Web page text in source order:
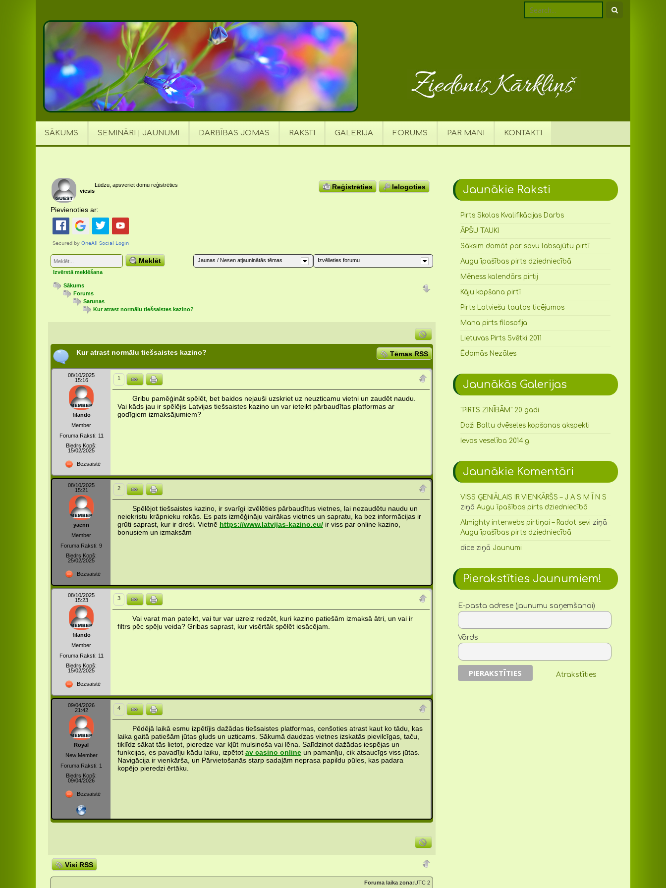
SĀKUMS SEMINĀRI | JAUNUMI DARBĪBAS JOMAS RAKSTI GALERIJA FORUMS PAR MANI KONTAKTI
Lūdzu, apsveriet domu reģistrēties
viesis
Ielogoties
Reģistrēties
Pievienoties ar:
Izvēlieties forumu
Jaunas / Nesen atjauninātās tēmas
Meklēt
Izvērstā meklēšana
Sākums
Forums
Sarunas
Kur atrast normālu tiešsaistes kazino?
Tēmas RSS
Kur atrast normālu tiešsaistes kazino?
08/10/2025
15:16
filando
Member
Foruma Raksti: 11
Biedrs Kopš:
15/02/2025
Bezsaistē
1
Gribu pamēģināt spēlēt, bet baidos nejauši uzskriet uz neuzticamu vietni un zaudēt naudu.
Vai kāds jau ir spēlējis Latvijas tiešsaistes kazino un var ieteikt pārbaudītas platformas ar
godīgiem izmaksājumiem?
08/10/2025
15:21
yaenn
Member
Foruma Raksti: 9
Biedrs Kopš:
25/02/2025
Bezsaistē
2
Spēlējot tiešsaistes kazino, ir svarīgi izvēlēties pārbaudītus vietnes, lai nezaudētu naudu un
neiekristu krāpnieku rokās. Es pats izmēģināju vairākas vietnes un sapratu, ka bez informācijas ir
grūti saprast, kur ir droši. Vietnē https://www.latvijas-kazino.eu/ir viss par online kazino,
bonusiem un izmaksām
08/10/2025
15:23
filando
Member
Foruma Raksti: 11
Biedrs Kopš:
15/02/2025
Bezsaistē
3
Vai varat man pateikt, vai tur var uzreiz redzēt, kuri kazino patiešām izmaksā ātri, un vai ir
filtrs pēc spēļu veida? Gribas saprast, kur visērtāk spēlēt iesācējam.
09/04/2026
21:42
Royal
New Member
Foruma Raksti: 1
Biedrs Kopš:
09/04/2026
Bezsaistē
4
Pēdējā laikā esmu izpētījis dažādas tiešsaistes platformas, cenšoties atrast kaut ko tādu, kas
laika gaitā patiešām jūtas gluds un uzticams. Sākumā daudzas vietnes izskatās pievilcīgas, taču,
tiklīdz sākat tās lietot, pieredze var kļūt mulsinoša vai lēna. Salīdzinot dažādas iespējas un
funkcijas, es pavadīju kādu laiku, izpētot av casino onlineun pamanīju, cik atsaucīgs viss jūtas.
Navigācija ir vienkārša, un Pārvietošanās starp sadaļām neprasa papildu pūles, kas padara
kopējo pieredzi ērtāku.
Visi RSS
Foruma laika zona:UTC 2
Jaunākie Raksti
Pirts Skolas Kvalifikācijas Darbs
ĀPŠU TAUKI
Sāksim domāt par savu labsajūtu pirtī
Augu īpašības pirts dziedniecībā
Mēness kalendārs pirtij
Kāju kopšana pirtī
Pirts Latviešu tautas ticējumos
Mana pirts filosofija
Lietuvas Pirts Svētki 2011
Ēdamās Nezāles
Jaunākās Galerijas
"PIRTS ZINĪBĀM" 20 gadi
Daži Baltu dvēseles kopšanas akspekti
Ievas veselība 2014.g.
Jaunākie Komentāri
VISS ĢENIĀLAIS IR VIENKĀRŠS – J A S M Ī N S
ziņā Augu īpašības pirts dziedniecībā
Almighty interwebs pirtiņai – Radot sevi ziņā
Augu īpašības pirts dziedniecībā
diceziņā Jaunumi
Pierakstīties Jaunumiem!
E-pasta adrese (jaunumu saņemšanai)
Vārds
Atrakstīties